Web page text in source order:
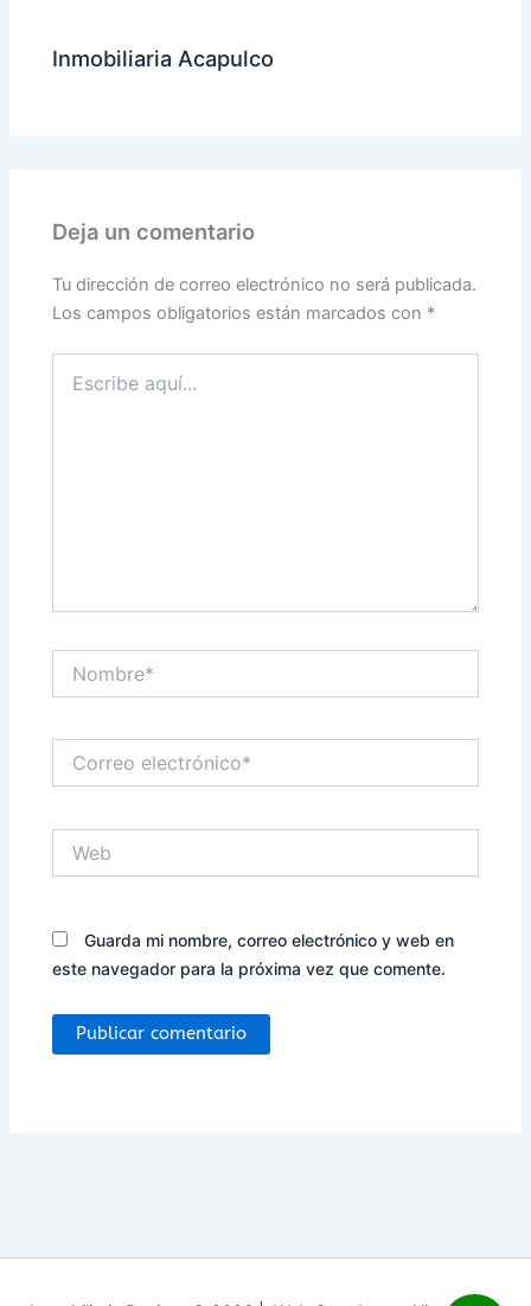
Inmobiliaria Acapulco
Deja un comentario
Tu dirección de correo electrónico no será publicada.
Los campos obligatorios están marcados con *
aquí...
electrónico*
Guarda mi nombre, correo electrónico y web en
este navegador para la próxima vez que comente.